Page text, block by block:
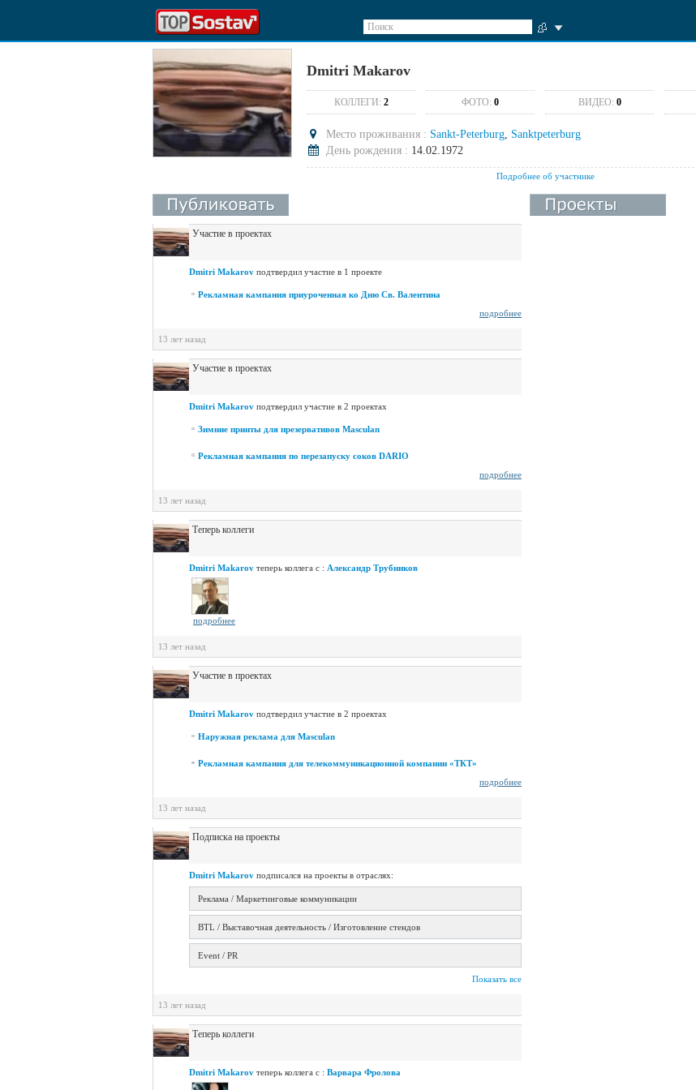
Поиск
Dmitri Makarov
КОЛЛЕГИ: 2 ФОТО: 0 ВИДЕО: 0
Место проживания : Sankt-Peterburg, Sanktpeterburg
День рождения : 14.02.1972
Подробнее об участнике
Участие в проектах
Dmitri Makarov подтвердил участие в 1 проекте
Рекламная кампания приуроченная ко Дню Св. Валентина
подробнее
13 лет назад
Участие в проектах
Dmitri Makarov подтвердил участие в 2 проектах
Зимние принты для презервативов Masculan
Рекламная кампания по перезапуску соков DARIO
подробнее
13 лет назад
Теперь коллеги
Dmitri Makarov теперь коллега с : Александр Трубников
подробнее
13 лет назад
Участие в проектах
Dmitri Makarov подтвердил участие в 2 проектах
Наружная реклама для Masculan
Рекламная кампания для телекоммуникационной компании «ТКТ»
подробнее
13 лет назад
Подписка на проекты
Dmitri Makarov подписался на проекты в отраслях:
Реклама / Маркетинговые коммуникации
BTL / Выставочная деятельность / Изготовление стендов
Event / PR
Показать все
13 лет назад
Теперь коллеги
Dmitri Makarov теперь коллега с : Варвара Фролова